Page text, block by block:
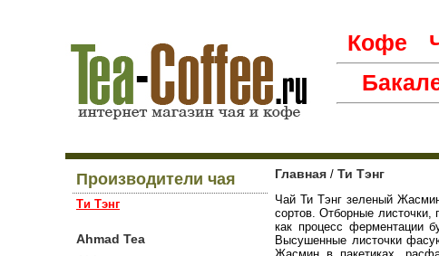
Кофе
Производители чая
Ти Тэнг
Ahmad Tea
Главная / Ти Тэнг
Чай Ти Тэнг зеленый
сортов. Отборные
как процесс ферментации
Высушенные листочки